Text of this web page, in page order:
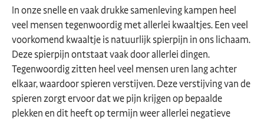
In onze snelle en vaak drukke samenleving kampen heel
veel mensen tegenwoordig met allerlei kwaaltjes. Een veel
voorkomend kwaaltje is natuurlijk spierpijn in ons lichaam.
Deze spierpijn ontstaat vaak door allerlei dingen.
Tegenwoordig zitten heel veel mensen uren lang achter
elkaar, waardoor spieren verstijven. Deze verstijving van de
spieren zorgt ervoor dat we pijn krijgen op bepaalde
plekken en dit heeft op termijn weer allerlei negatieve